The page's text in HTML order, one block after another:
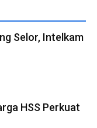
Selor, Intelkam
HSS Perkuat